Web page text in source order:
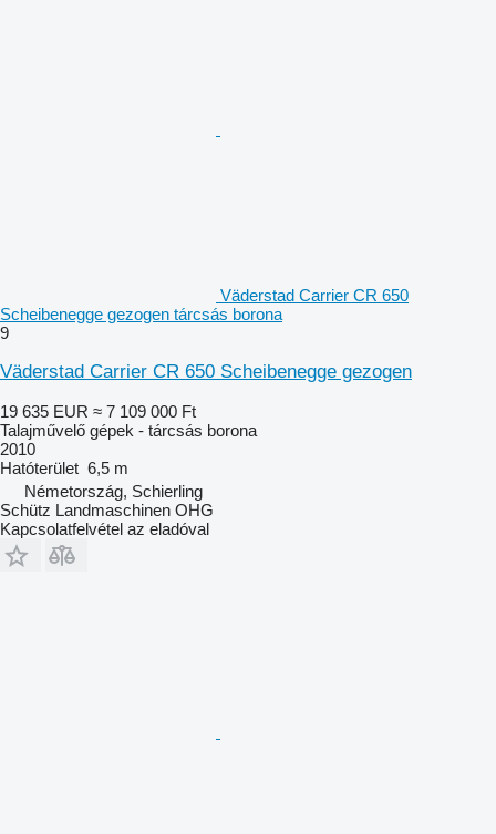
Väderstad Carrier CR 650
Scheibenegge gezogen tárcsás borona
9
Väderstad Carrier CR 650 Scheibenegge gezogen
19 635 EUR ≈ 7 109 000 Ft
Talajművelő gépek - tárcsás borona
2010
Hatóterület 6,5 m
Németország, Schierling
Schütz Landmaschinen OHG
Kapcsolatfelvétel az eladóval